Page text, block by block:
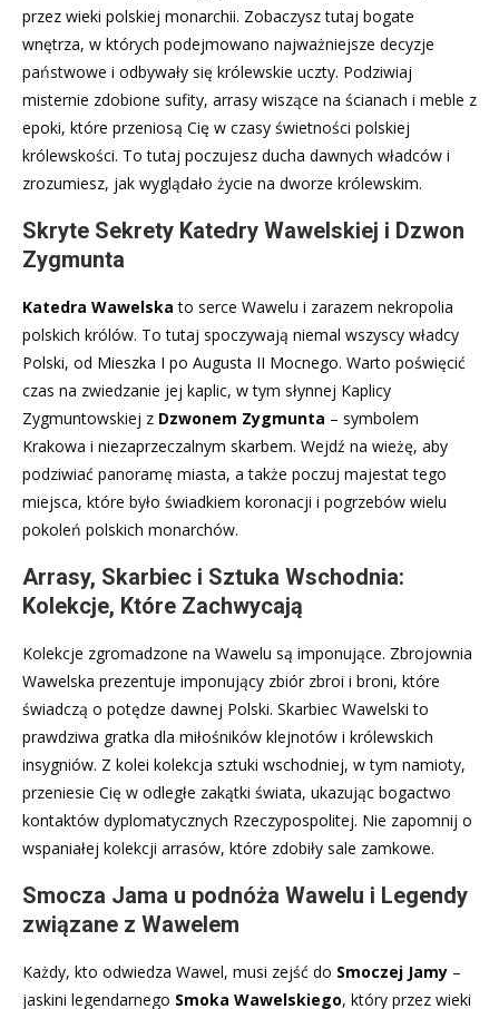
przez wieki polskiej monarchii. Zobaczysz tutaj bogate
wnętrza, w których podejmowano najważniejsze decyzje
państwowe i odbywały się królewskie uczty. Podziwiaj
misternie zdobione sufity, arrasy wiszące na ścianach i meble z
epoki, które przeniosą Cię w czasy świetności polskiej
królewskości. To tutaj poczujesz ducha dawnych władców i
zrozumiesz, jak wyglądało życie na dworze królewskim.
Skryte Sekrety Katedry Wawelskiej i Dzwon
Zygmunta
Katedra Wawelska to serce Wawelu i zarazem nekropolia
polskich królów. To tutaj spoczywają niemal wszyscy władcy
Polski, od Mieszka I po Augusta II Mocnego. Warto poświęcić
czas na zwiedzanie jej kaplic, w tym słynnej Kaplicy
Zygmuntowskiej z Dzwonem Zygmunta – symbolem
Krakowa i niezaprzeczalnym skarbem. Wejdź na wieżę, aby
podziwiać panoramę miasta, a także poczuj majestat tego
miejsca, które było świadkiem koronacji i pogrzebów wielu
pokoleń polskich monarchów.
Arrasy, Skarbiec i Sztuka Wschodnia:
Kolekcje, Które Zachwycają
Kolekcje zgromadzone na Wawelu są imponujące. Zbrojownia
Wawelska prezentuje imponujący zbiór zbroi i broni, które
świadczą o potędze dawnej Polski. Skarbiec Wawelski to
prawdziwa gratka dla miłośników klejnotów i królewskich
insygniów. Z kolei kolekcja sztuki wschodniej, w tym namioty,
przeniesie Cię w odległe zakątki świata, ukazując bogactwo
kontaktów dyplomatycznych Rzeczypospolitej. Nie zapomnij o
wspaniałej kolekcji arrasów, które zdobiły sale zamkowe.
Smocza Jama u podnóża Wawelu i Legendy
związane z Wawelem
Każdy, kto odwiedza Wawel, musi zejść do Smoczej Jamy –
jaskini legendarnego Smoka Wawelskiego, który przez wieki